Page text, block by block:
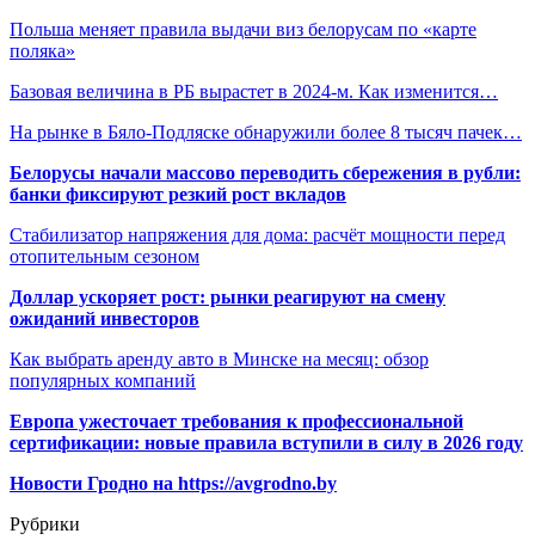
Польша меняет правила выдачи виз белорусам по «карте
поляка»
Базовая величина в РБ вырастет в 2024-м. Как изменится…
На рынке в Бяло-Подляске обнаружили более 8 тысяч пачек…
Белорусы начали массово переводить сбережения в рубли:
банки фиксируют резкий рост вкладов
Стабилизатор напряжения для дома: расчёт мощности перед
отопительным сезоном
Доллар ускоряет рост: рынки реагируют на смену
ожиданий инвесторов
Как выбрать аренду авто в Минске на месяц: обзор
популярных компаний
Европа ужесточает требования к профессиональной
сертификации: новые правила вступили в силу в 2026 году
Новости Гродно на https://avgrodno.by
Рубрики